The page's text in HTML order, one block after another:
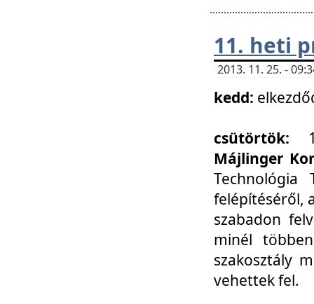
11. heti
2013. 11. 25. -
kedd:
csütörtök:
Májlinger
Technológia
felépítéséről,
szabadon
minél
szakosztály
vehettek fel.